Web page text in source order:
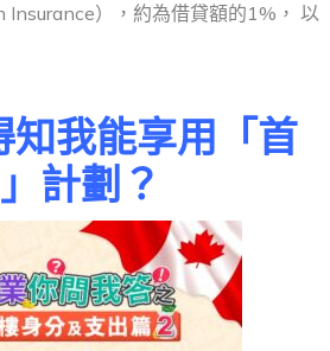
Insurance），約為借貸額的1%， 以
知我能享用「首
計劃？